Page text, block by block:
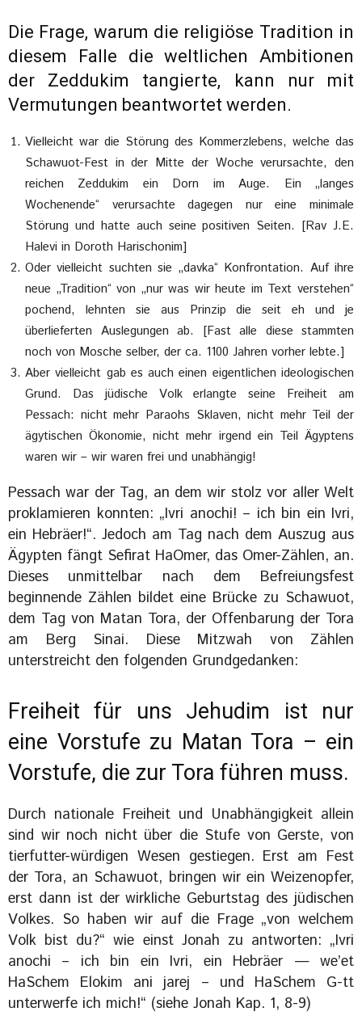
Die Frage, warum die religiöse Tradition in
diesem Falle die weltlichen Ambitionen
der Zeddukim tangierte, kann nur mit
Vermutungen beantwortet werden.
Vielleicht war die Störung des Kommerzlebens, welche das
Schawuot-Fest in der Mitte der Woche verursachte, den
reichen Zeddukim ein Dorn im Auge. Ein „langes
Wochenende“ verursachte dagegen nur eine minimale
Störung und hatte auch seine positiven Seiten. [Rav J.E.
Halevi in Doroth Harischonim]
Oder vielleicht suchten sie „davka“ Konfrontation. Auf ihre
neue „Tradition“ von „nur was wir heute im Text verstehen“
pochend, lehnten sie aus Prinzip die seit eh und je
überlieferten Auslegungen ab. [Fast alle diese stammten
noch von Mosche selber, der ca. 1100 Jahren vorher lebte.]
Aber vielleicht gab es auch einen eigentlichen ideologischen
Grund. Das jüdische Volk erlangte seine Freiheit am
Pessach: nicht mehr Paraohs Sklaven, nicht mehr Teil der
ägytischen Ökonomie, nicht mehr irgend ein Teil Ägyptens
waren wir – wir waren frei und unabhängig!
Pessach war der Tag, an dem wir stolz vor aller Welt
proklamieren konnten: „Ivri anochi! – ich bin ein Ivri,
ein Hebräer!“. Jedoch am Tag nach dem Auszug aus
Ägypten fängt Sefirat HaOmer, das Omer-Zählen, an.
Dieses unmittelbar nach dem Befreiungsfest
beginnende Zählen bildet eine Brücke zu Schawuot,
dem Tag von Matan Tora, der Offenbarung der Tora
am Berg Sinai. Diese Mitzwah von Zählen
unterstreicht den folgenden Grundgedanken:
Freiheit für uns Jehudim ist nur
eine Vorstufe zu Matan Tora – ein
Vorstufe, die zur Tora führen muss.
Durch nationale Freiheit und Unabhängigkeit allein
sind wir noch nicht über die Stufe von Gerste, von
tierfutter-würdigen Wesen gestiegen. Erst am Fest
der Tora, an Schawuot, bringen wir ein Weizenopfer,
erst dann ist der wirkliche Geburtstag des jüdischen
Volkes. So haben wir auf die Frage „von welchem
Volk bist du?“ wie einst Jonah zu antworten: „Ivri
anochi – ich bin ein Ivri, ein Hebräer — we’et
HaSchem Elokim ani jarej – und HaSchem G-tt
unterwerfe ich mich!“ (siehe Jonah Kap. 1, 8-9)